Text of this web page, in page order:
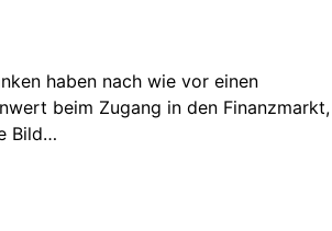
haben nach wie vor einen
beim Zugang in den Finanzmarkt,
Bild…